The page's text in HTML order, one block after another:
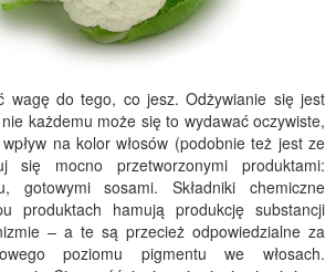
wagę do tego, co jesz. Odżywianie się jest
każdemu może się to wydawać oczywiste,
na kolor włosów (podobnie też jest ze
się mocno przetworzonymi produktami:
gotowymi sosami. Składniki chemiczne
produktach hamują produkcję substancji
– a te są przecież odpowiedzialne za
poziomu pigmentu we włosach.